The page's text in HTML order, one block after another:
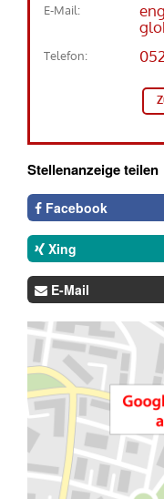
E-Mail:
Telefon:
Stellenanzeige teilen
Facebook
Xing
E-Mail